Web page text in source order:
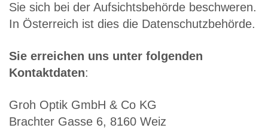
Sie sich bei der Aufsichtsbehörde beschweren.
In Österreich ist dies die Datenschutzbehörde.
Sie erreichen uns unter folgenden
Kontaktdaten:
Groh Optik GmbH & Co KG
Brachter Gasse 6, 8160 Weiz